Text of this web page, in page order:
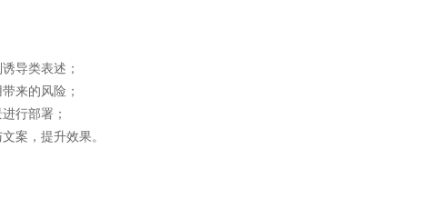
导类表述；
来的风险；
行部署；
案，提升效果。